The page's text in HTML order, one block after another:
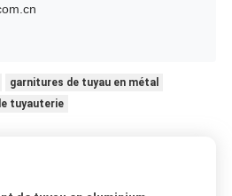
garnitures de tuyau en métal
tuyauterie